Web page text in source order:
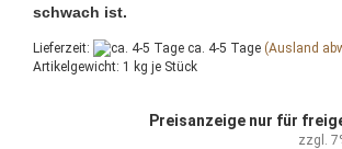
schwach ist.
Lieferzeit: ca. 4-5 Tage (Ausland
Artikelgewicht: 1 kg je Stück
Preisanzeige nur für
zzgl.